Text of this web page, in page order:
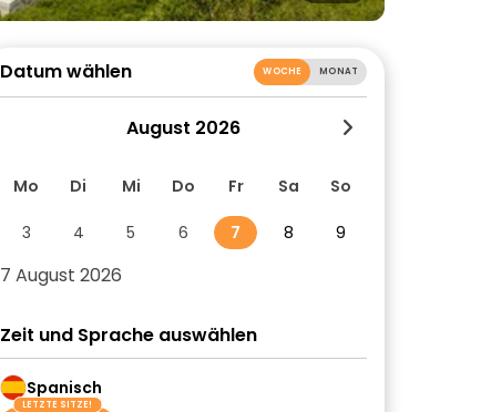
Datum wählen WOCHE MONAT
August 2026
Mo Di Mi Do Fr Sa So
3 4 5 6 7 8 9
7 August 2026
Zeit und Sprache auswählen
Spanisch